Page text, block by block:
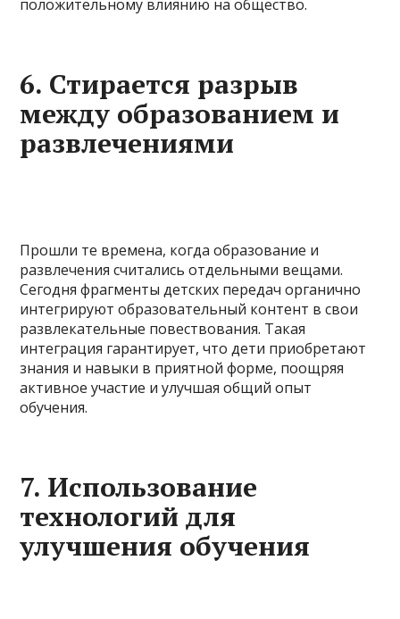
положительному влиянию на общество.
6. Стирается разрыв
между образованием и
развлечениями
Прошли те времена, когда образование и
развлечения считались отдельными вещами.
Сегодня фрагменты детских передач органично
интегрируют образовательный контент в свои
развлекательные повествования. Такая
интеграция гарантирует, что дети приобретают
знания и навыки в приятной форме, поощряя
активное участие и улучшая общий опыт
обучения.
7. Использование
технологий для
улучшения обучения